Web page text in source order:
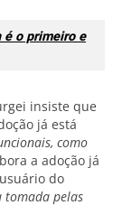
o primeiro e
insiste que
já está
como
a adoção já
do
tomada pelas